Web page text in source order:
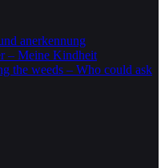
anerkennung
– Meine Kindheit
the weeds – Who could ask